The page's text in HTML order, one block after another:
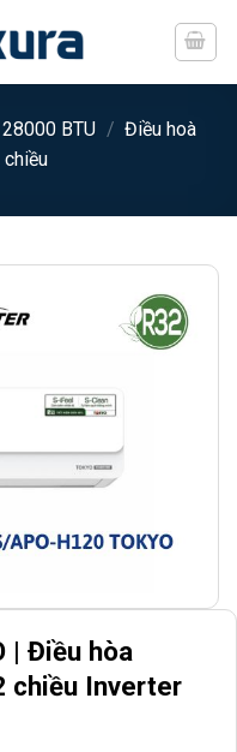
BTU / Điều hoà
| Điều hòa
chiều Inverter